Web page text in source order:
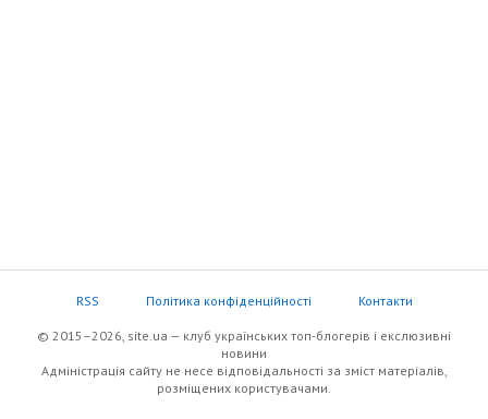
RSS Політика конфіденційності Контакти
© 2015–2026, site.ua — клуб українських топ-блогерів i екслюзивнi
новини
Адміністрація сайту не несе відповідальності за зміст матеріалів,
розміщених користувачами.